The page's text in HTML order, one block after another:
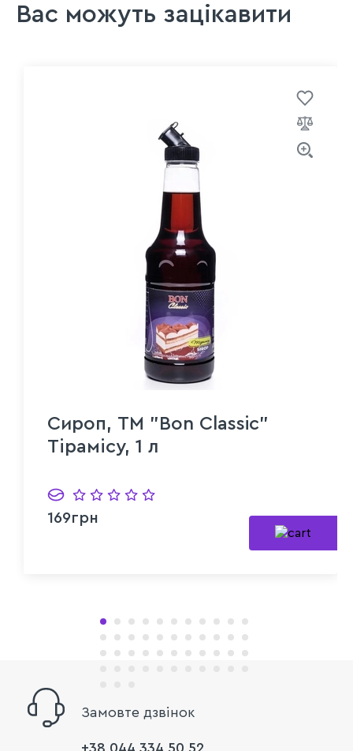
Вас можуть зацікавити
Сироп, TM "Bon Classic"
Тірамісу, 1 л
169грн
Замовте дзвінок
+38 044 334 50 52